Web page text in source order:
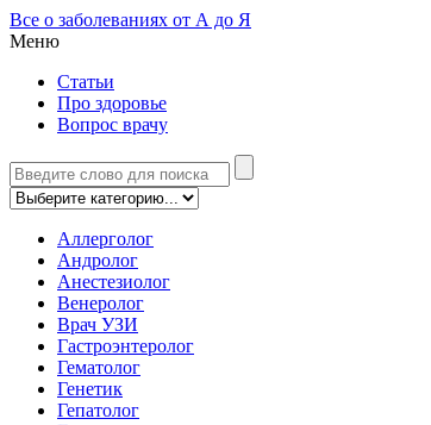
Все о заболеваниях от А до Я
Меню
Статьи
Про здоровье
Вопрос врачу
Аллерголог
Андролог
Анестезиолог
Венеролог
Врач УЗИ
Гастроэнтеролог
Гематолог
Генетик
Гепатолог